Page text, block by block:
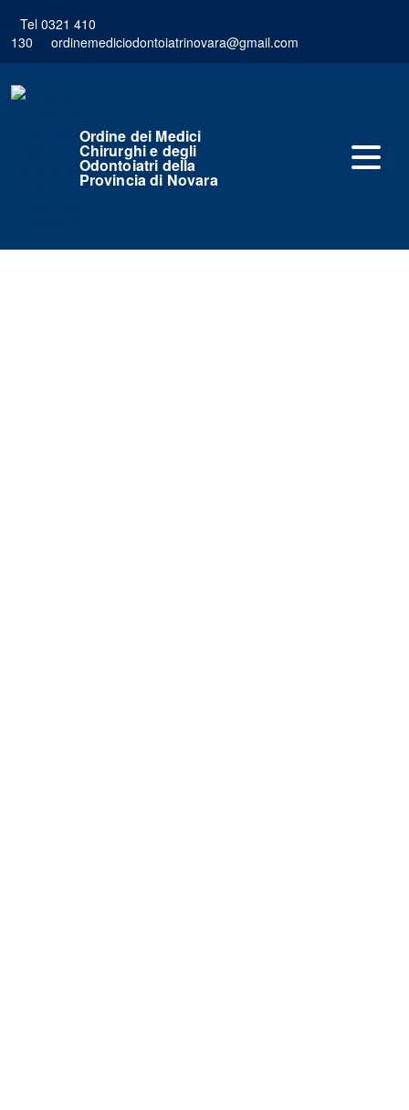
Tel 0321 410
130
ordinemediciodontoiatrinovara@gmail.com
Ordine dei Medici
Chirurghi e degli
Odontoiatri della
Provincia di Novara